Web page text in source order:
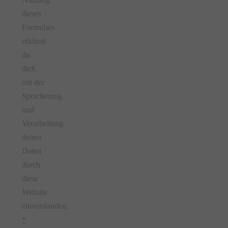
dieses
Formulars
erklärst
du
dich
mit der
Speicherung
und
Verarbeitung
deiner
Daten
durch
diese
Website
einverstanden.